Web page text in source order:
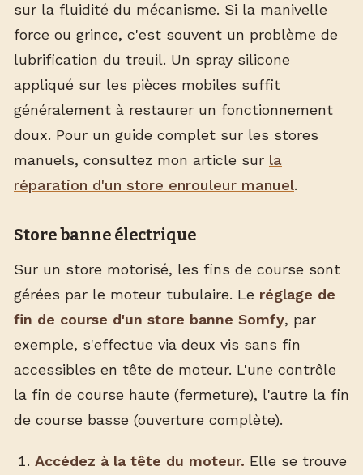
sur la fluidité du mécanisme. Si la manivelle
force ou grince, c'est souvent un problème de
lubrification du treuil. Un spray silicone
appliqué sur les pièces mobiles suffit
généralement à restaurer un fonctionnement
doux. Pour un guide complet sur les stores
manuels, consultez mon article sur la
réparation d'un store enrouleur manuel.
Store banne électrique
Sur un store motorisé, les fins de course sont
gérées par le moteur tubulaire. Le réglage de
fin de course d'un store banne Somfy, par
exemple, s'effectue via deux vis sans fin
accessibles en tête de moteur. L'une contrôle
la fin de course haute (fermeture), l'autre la fin
de course basse (ouverture complète).
Accédez à la tête du moteur. Elle se trouve